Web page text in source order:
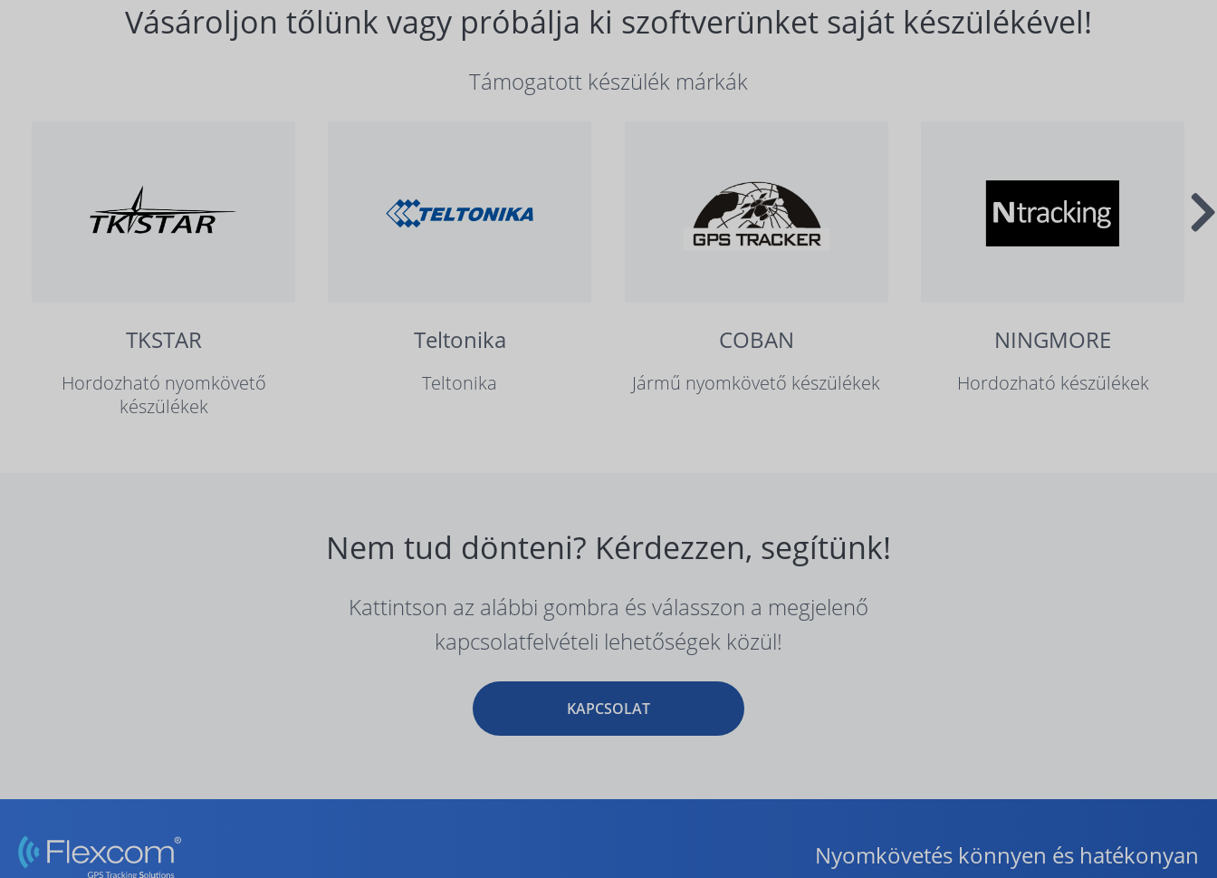
Vásároljon tőlünk vagy próbálja ki szoftverünket saját készülékével!
Támogatott készülék márkák
TKSTAR
Hordozható nyomkövető
készülékek
Teltonika
Teltonika
COBAN
Jármű nyomkövető készülékek
NINGMORE
Hordozható készülékek
Nem tud dönteni? Kérdezzen, segítünk!
Kattintson az alábbi gombra és válasszon a megjelenő
kapcsolatfelvételi lehetőségek közül!
KAPCSOLAT
Nyomkövetés könnyen és hatékonyan